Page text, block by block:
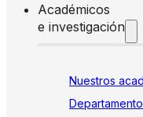
Académicos
e investigación
Nuestros